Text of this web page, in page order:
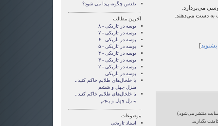
می‌پردازد.
به دست می‌دهند.
بشنوید]
منتشر می‌شود.)
بگذارید.
تقدس چگونه پيدا می شود؟
آخرین مطالب
بوسه در تاریکی - ۸
بوسه در تاریکی - ۷
بوسه در تاریکی - ۶
بوسه در تاریکی - ۵
بوسه در تاریکی - ۴
بوسه در تاریکی - ۳
بوسه در تاریکی - ۲
بوسه در تاریکی
با خلخال‌های طلایم خاکم کنید ـ
منزل چهل و ششم
با خلخال‌های طلایم خاکم کنید ـ
منزل چهل و پنجم
موضوعات
اسناد تاریخی